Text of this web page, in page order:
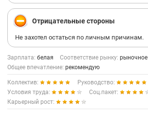
Отрицательные стороны
Не захотел остаться по личным причинам.
Зарплата: белая Соответствие рынку: рыночное
Общее впечатление: рекомендую
Коллектив:
Руководство:
Условия труда:
Соц.пакет:
Карьерный рост: